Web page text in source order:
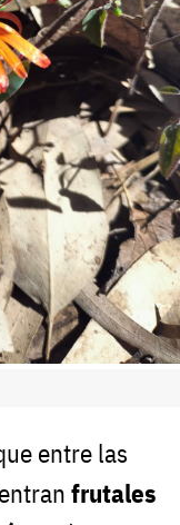
entre las
frutales